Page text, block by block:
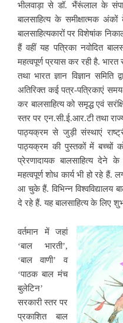
भीलवाड़ा से डॉ. भैंरूंलाल के
बालसाहित्य के समीक्षात्मक
बालसाहित्यकारों पर विशेषांक
हैं वहीं यह पत्रिका नवोदित
महत्वपूर्ण प्रयास कर रही है.
तथा भारत ज्ञान विज्ञान समिति
अतिरिक्त कई पत्र-पत्रिकाएं
कर बालसाहित्य को समृद्ध एवं
स्तर पर एन.सी.ई.आर.टी तथा
पाठ्यक्रम से जुड़ी संस्थाएं
पाठ्यक्रम की पुस्तकों में बच्चों
प्रेरणादायक बालसाहित्य देने
महत्वपूर्ण शोध कार्य भी हो रहे हैं.
आ चुके हैं. विभिन्न विश्वविद्यालय
दे रहे हैं. यह बालसाहित्य के लिए
वर्तमान में जहां
‘बाल भारती’,
‘बाल वाणी’ व
‘पाठक बाल मंच
बुलेटिन’
सरकारी स्तर पर
प्रकाशित बाल